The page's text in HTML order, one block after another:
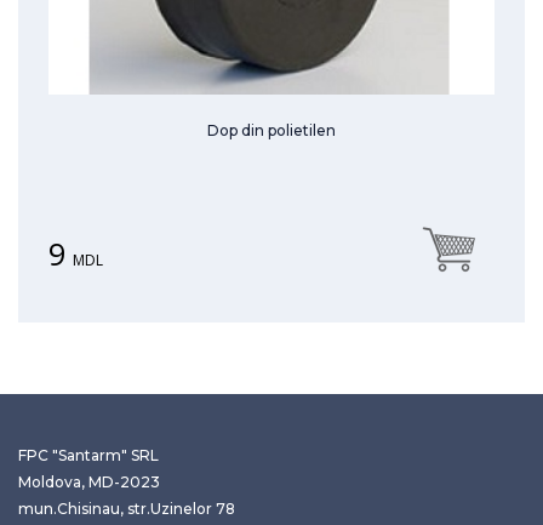
Dop din polietilen
9 MDL
FPC "Santarm" SRL
Moldova, MD-2023
mun.Chisinau, str.Uzinelor 78